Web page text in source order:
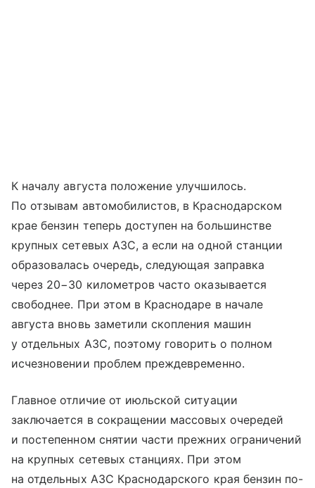
К началу августа положение улучшилось.
По отзывам автомобилистов, в Краснодарском
крае бензин теперь доступен на большинстве
крупных сетевых АЗС, а если на одной станции
образовалась очередь, следующая заправка
через 20−30 километров часто оказывается
свободнее. При этом в Краснодаре в начале
августа вновь заметили скопления машин
у отдельных АЗС, поэтому говорить о полном
исчезновении проблем преждевременно.
Главное отличие от июльской ситуации
заключается в сокращении массовых очередей
и постепенном снятии части прежних ограничений
на крупных сетевых станциях. При этом
на отдельных АЗС Краснодарского края бензин по-